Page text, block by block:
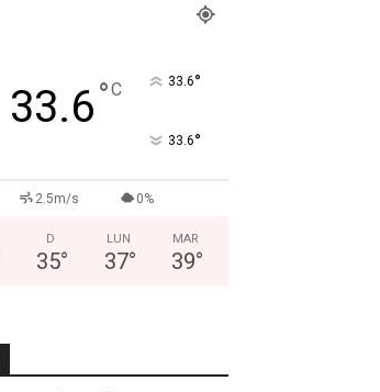
33.6°C 33.6°
33.6°
2.5m/s 0%
D
35°
LUN
37°
MAR
39°